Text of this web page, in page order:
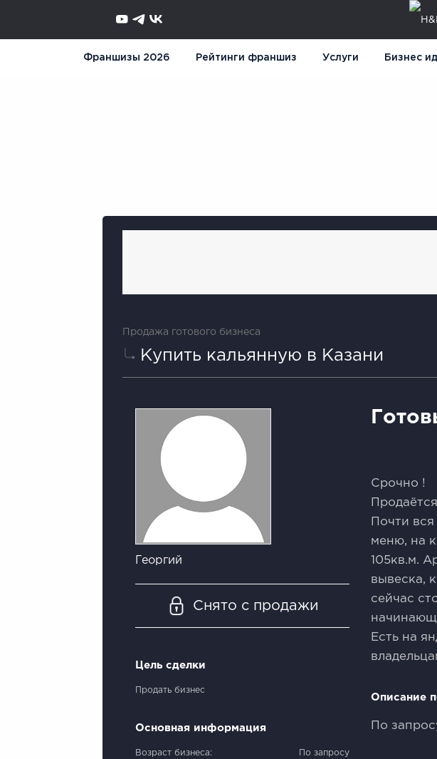
Франшизы 2026 Рейтинги франшиз Услуги Бизнес
Продажа готового бизнеса
Купить кальянную в Казани
Георгий
Снято с продажи
Цель сделки
Продать бизнес
Основная информация
Возраст бизнеса: По запросу
Срочно !
Почти
меню, на
105кв.м.
вывеска,
сейчас
Есть на
Описание
По